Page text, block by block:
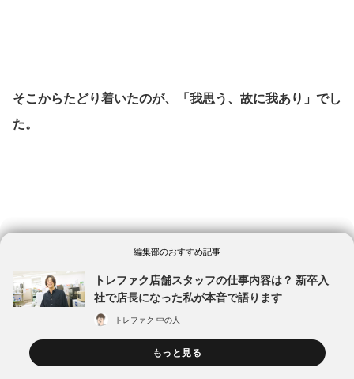
そこからたどり着いたのが、「我思う、故に我あり」でし
た。
あわせて読みたい
編集部のおすすめ記事
トレファク店舗スタッフの仕事内容は？ 新卒入
社で店長になった私が本音で語ります
トレファク 中の人
もっと見る